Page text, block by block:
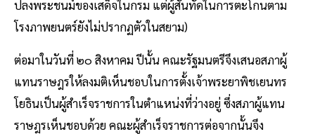
ปลงพระชนม์ของเสด็จในกรม แต่ผู้สันทัดในการตะโกนตาม
โรงภาพยนตร์ยังไม่ปรากฏตัวในสยาม)
ต่อมาในวันที่ ๒๐ สิงหาคม ปีนั้น คณะรัฐมนตรีจึงเสนอสภาผู้
แทนราษฎรให้ลงมติเห็นชอบในการตั้งเจ้าพระยาพิชเยนทร
โยธินเป็นผู้สำเร็จราชการในตำแหน่งที่ว่างอยู่ ซึ่งสภาผู้แทน
ราษฎรเห็นชอบด้วย คณะผู้สำเร็จราชการต่อจากนั้นจึง